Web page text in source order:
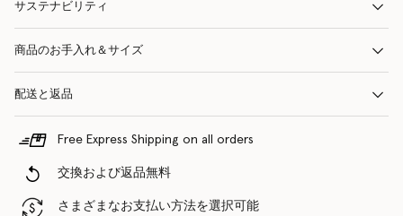
サステナビリティ
商品のお手入れ＆サイズ
配送と返品
Free Express Shipping on all orders
交換および返品無料
さまざまなお支払い方法を選択可能